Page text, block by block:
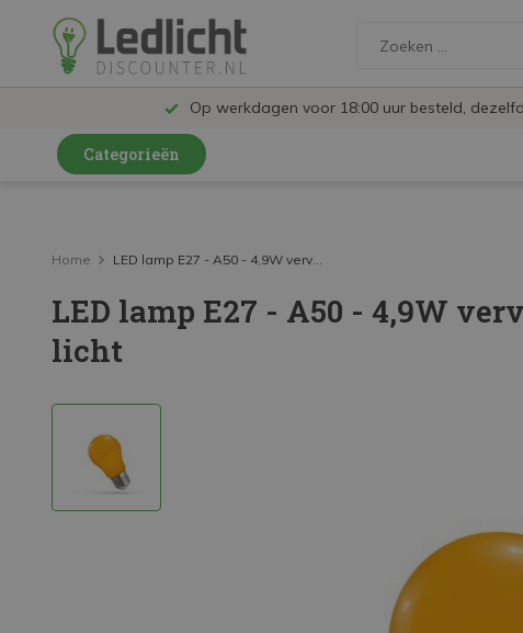
Op werkdagen voor 18:00 uur besteld,
Categorieën
LED Railspots
LED Panelen
LED TL
LED High Bay lampen
Home LED lamp E27 - A50 - 4,9W verv...
LED lamp E27 - A50 - 4,9W
licht